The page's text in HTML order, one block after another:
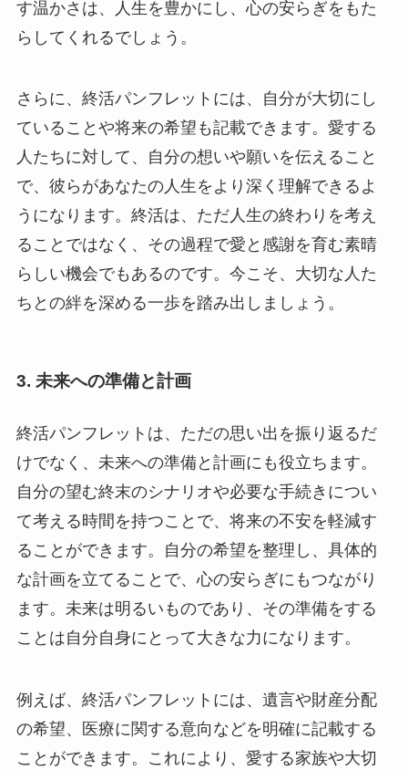
す温かさは、人生を豊かにし、心の安らぎをもた
らしてくれるでしょう。
さらに、終活パンフレットには、自分が大切にし
ていることや将来の希望も記載できます。愛する
人たちに対して、自分の想いや願いを伝えること
で、彼らがあなたの人生をより深く理解できるよ
うになります。終活は、ただ人生の終わりを考え
ることではなく、その過程で愛と感謝を育む素晴
らしい機会でもあるのです。今こそ、大切な人た
ちとの絆を深める一歩を踏み出しましょう。
3. 未来への準備と計画
終活パンフレットは、ただの思い出を振り返るだ
けでなく、未来への準備と計画にも役立ちます。
自分の望む終末のシナリオや必要な手続きについ
て考える時間を持つことで、将来の不安を軽減す
ることができます。自分の希望を整理し、具体的
な計画を立てることで、心の安らぎにもつながり
ます。未来は明るいものであり、その準備をする
ことは自分自身にとって大きな力になります。
例えば、終活パンフレットには、遺言や財産分配
の希望、医療に関する意向などを明確に記載する
ことができます。これにより、愛する家族や大切